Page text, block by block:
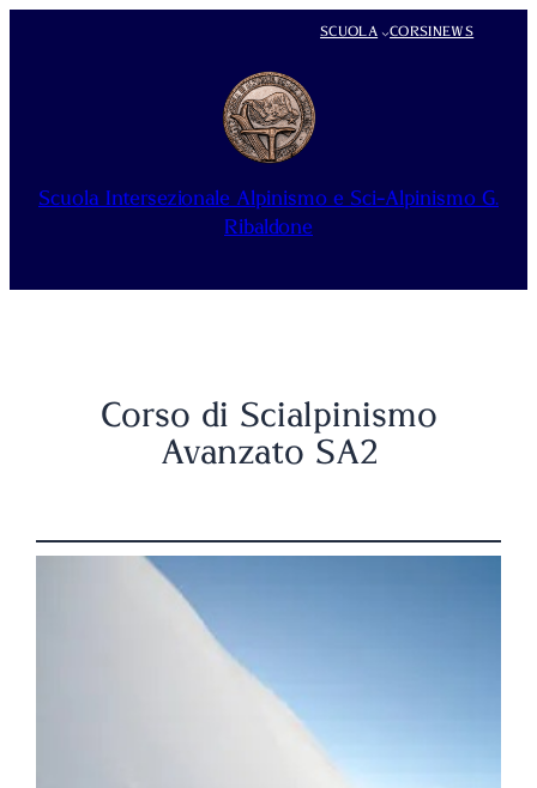
SCUOLA CORSINEWS
Scuola Intersezionale Alpinismo e Sci-Alpinismo G.
Ribaldone
Corso di Scialpinismo
Avanzato SA2